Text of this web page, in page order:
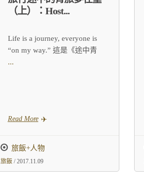
（上）：Host...
Life is a journey, everyone is
“on my way.” 這是《途中青
...
Read More
旅飯+人物
旅飯 / 2017.11.09